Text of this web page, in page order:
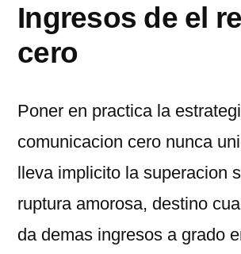
Ingresos de el
cero
Poner en practica la
comunicacion cero nunca
lleva implicito la superacion
ruptura amorosa, destino
da demas ingresos a grado